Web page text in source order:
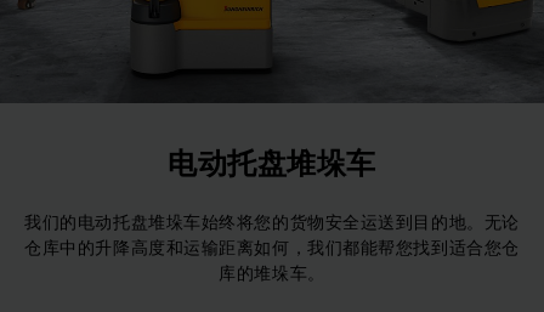
电动托盘堆垛车
我们的电动托盘堆垛车始终将您的货物安全运送到目的地。无论
仓库中的升降高度和运输距离如何，我们都能帮您找到适合您仓
库的堆垛车。